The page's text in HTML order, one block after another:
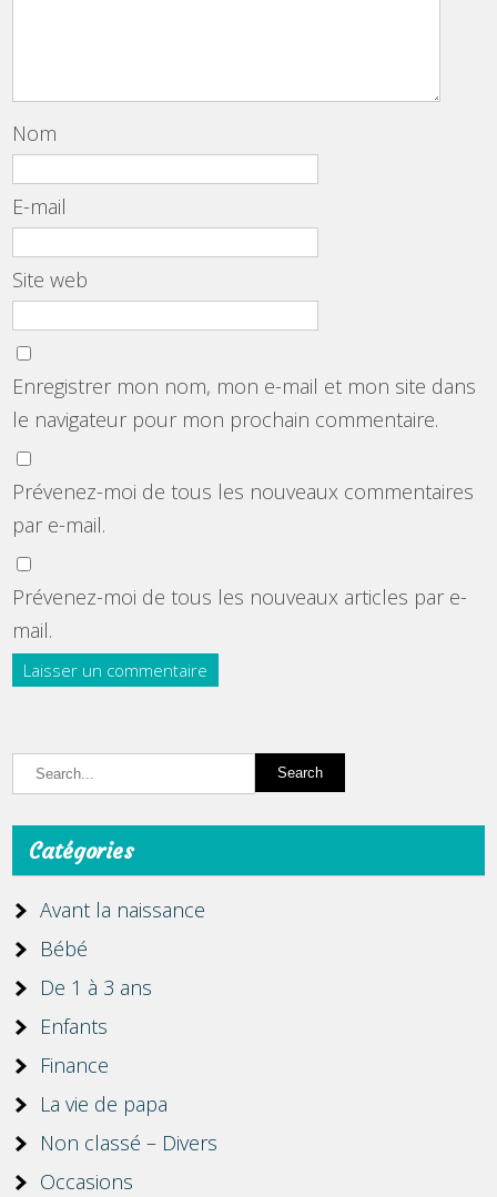
Nom
E-mail
Site web
Enregistrer mon nom, mon e-mail et mon site dans
le navigateur pour mon prochain commentaire.
Prévenez-moi de tous les nouveaux commentaires
par e-mail.
Prévenez-moi de tous les nouveaux articles par e-
mail.
Catégories
Avant la naissance
Bébé
De 1 à 3 ans
Enfants
Finance
La vie de papa
Non classé – Divers
Occasions